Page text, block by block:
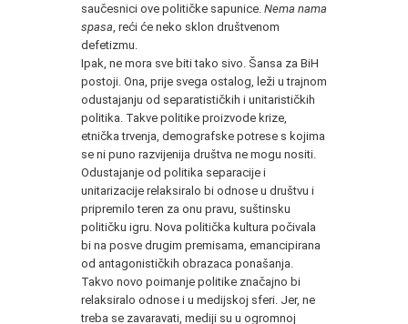
saučesnici ove političke sapunice. Nema nama
spasa , reći će neko sklon društvenom
defetizmu.
Ipak, ne mora sve biti tako sivo. Šansa za BiH
postoji. Ona, prije svega ostalog, leži u trajnom
odustajanju od separatističkih i unitarističkih
politika. Takve politike proizvode krize,
etnička trvenja, demografske potrese s kojima
se ni puno razvijenija društva ne mogu nositi.
Odustajanje od politika separacije i
unitarizacije relaksiralo bi odnose u društvu i
pripremilo teren za onu pravu, suštinsku
političku igru. Nova politička kultura počivala
bi na posve drugim premisama, emancipirana
od antagonističkih obrazaca ponašanja.
Takvo novo poimanje politike značajno bi
relaksiralo odnose i u medijskoj sferi. Jer, ne
treba se zavaravati, mediji su u ogromnoj